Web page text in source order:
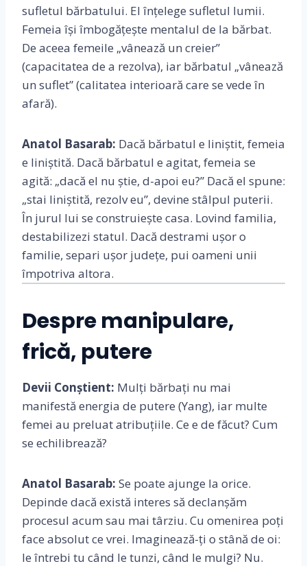
sufletul bărbatului. El înțelege sufletul lumii.
Femeia își îmbogățește mentalul de la bărbat.
De aceea femeile „vânează un creier”
(capacitatea de a rezolva), iar bărbatul „vânează
un suflet” (calitatea interioară care se vede în
afară).
Anatol Basarab: Dacă bărbatul e liniștit, femeia
e liniștită. Dacă bărbatul e agitat, femeia se
agită: „dacă el nu știe, d-apoi eu?” Dacă el spune:
„stai liniștită, rezolv eu”, devine stâlpul puterii.
În jurul lui se construiește casa. Lovind familia,
destabilizezi statul. Dacă destrami ușor o
familie, separi ușor județe, pui oameni unii
împotriva altora.
Despre manipulare,
frică, putere
Devii Conștient: Mulți bărbați nu mai
manifestă energia de putere (Yang), iar multe
femei au preluat atribuțiile. Ce e de făcut? Cum
se echilibrează?
Anatol Basarab: Se poate ajunge la orice.
Depinde dacă există interes să declanșăm
procesul acum sau mai târziu. Cu omenirea poți
face absolut ce vrei. Imaginează-ți o stână de oi:
le întrebi tu când le tunzi, când le mulgi? Nu.